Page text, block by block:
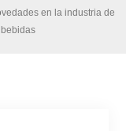
en la industria de